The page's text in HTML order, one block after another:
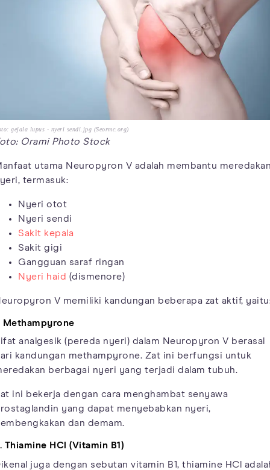
gejala lupus - nyeri sendi.jpg (Seormc.org)
Orami Photo Stock
utama Neuropyron V adalah membantu
termasuk:
Nyeri otot
Nyeri sendi
Sakit kepala
Sakit gigi
Gangguan saraf ringan
Nyeri haid (dismenore)
V memiliki kandungan beberapa zat aktif,
Methampyrone
analgesik (pereda nyeri) dalam Neuropyron V berasal
kandungan methampyrone. Zat ini berfungsi untuk
berbagai nyeri yang terjadi dalam tubuh.
ini bekerja dengan cara menghambat senyawa
yang dapat menyebabkan nyeri,
dan demam.
Thiamine HCl (Vitamin B1)
juga dengan sebutan vitamin B1, thiamine HCl